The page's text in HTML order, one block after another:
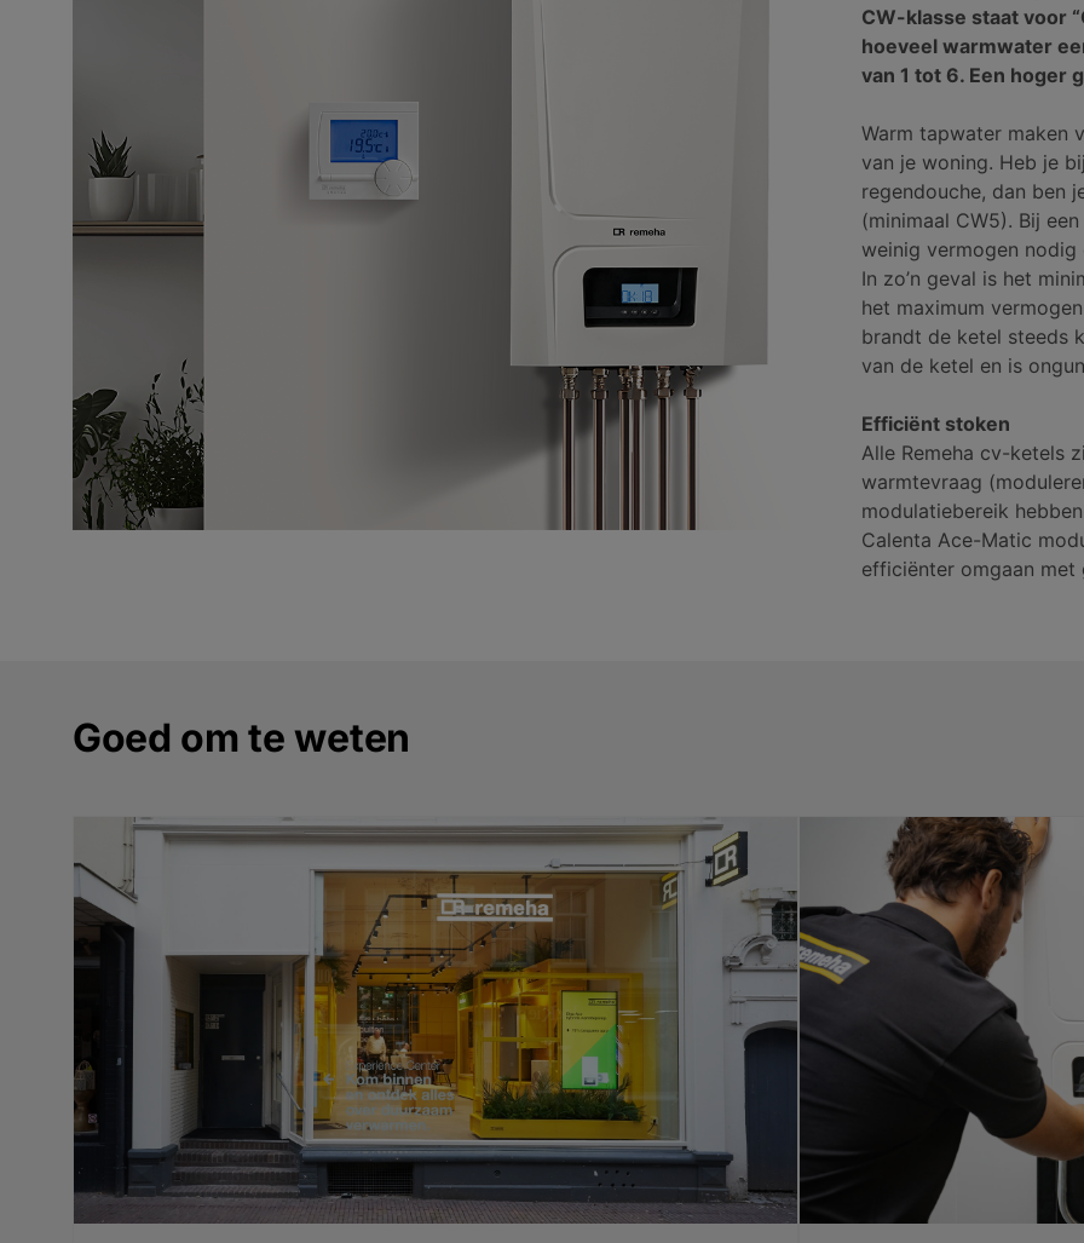
CW-klasse staat voor
hoeveel warmwater
van 1 tot 6. Een hoger
Warm tapwater maken
van je woning. Heb je
regendouche, dan ben
(minimaal CW5). Bij
weinig vermogen
In zo’n geval is het
het maximum
brandt de ketel steeds
van de ketel en is
Efficiënt stoken
Alle Remeha cv-ketels
warmtevraag
modulatiebereik
Calenta Ace-Matic
efficiënter omgaan met
Goed om te weten